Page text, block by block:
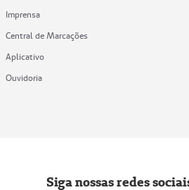
Imprensa
Central de Marcações
Aplicativo
Ouvidoria
Siga nossas redes